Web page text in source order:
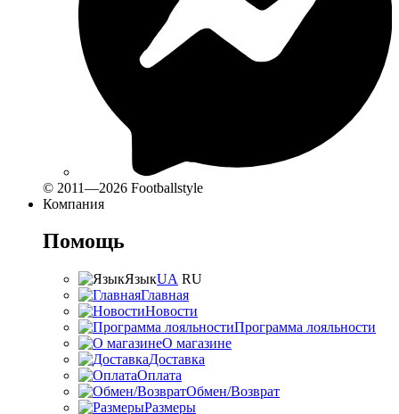
© 2011—2026 Footballstyle
Компания
Помощь
ЯзыкUA RU
Главная
Новости
Программа лояльности
О магазине
Доставка
Оплата
Обмен/Возврат
Размеры